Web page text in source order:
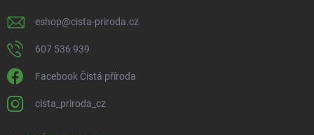
eshop@cista-priroda.cz
607 536 939
Facebook Čistá příroda
cista_priroda_cz